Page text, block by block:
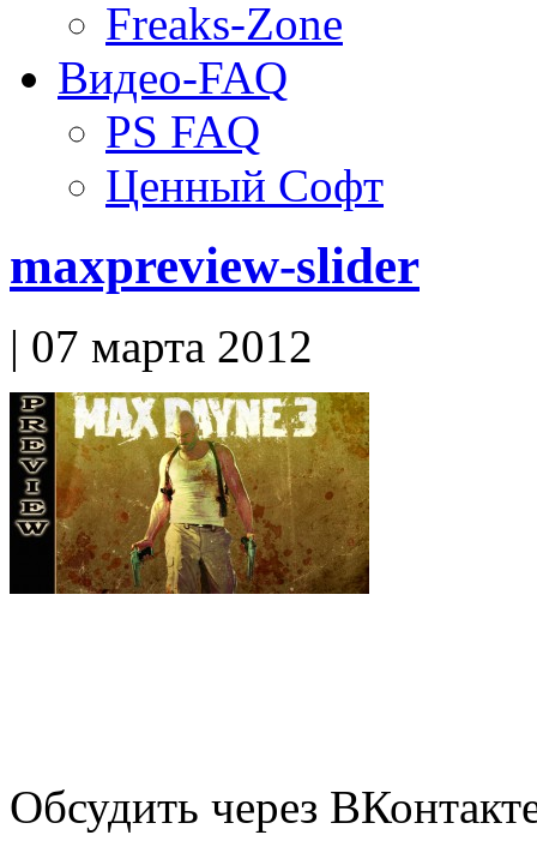
Freaks-Zone
Видео-FAQ
PS FAQ
Ценный Софт
maxpreview-slider
| 07 марта 2012
Обсудить через